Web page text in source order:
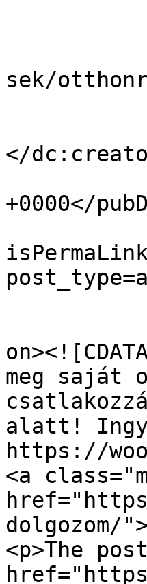
sek/
</
+0000</
meg saját
alatt!
https://
<a
dolgozom/
<p>The